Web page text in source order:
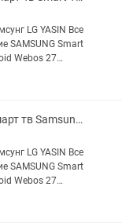
LG YASIN Все
SAMSUNG Smart
Новый Самсунг смарт тв Samsung tv otau internet wi fi
LG YASIN Все
SAMSUNG Smart